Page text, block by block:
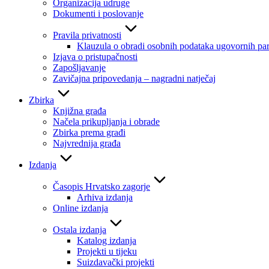
Organizacija udruge
Dokumenti i poslovanje
Pravila privatnosti
Klauzula o obradi osobnih podataka ugovornih
Izjava o pristupačnosti
Zapošljavanje
Zavičajna pripovedanja – nagradni natječaj
Zbirka
Knjižna građa
Načela prikupljanja i obrade
Zbirka prema građi
Najvrednija građa
Izdanja
Časopis Hrvatsko zagorje
Arhiva izdanja
Online izdanja
Ostala izdanja
Katalog izdanja
Projekti u tijeku
Suizdavački projekti